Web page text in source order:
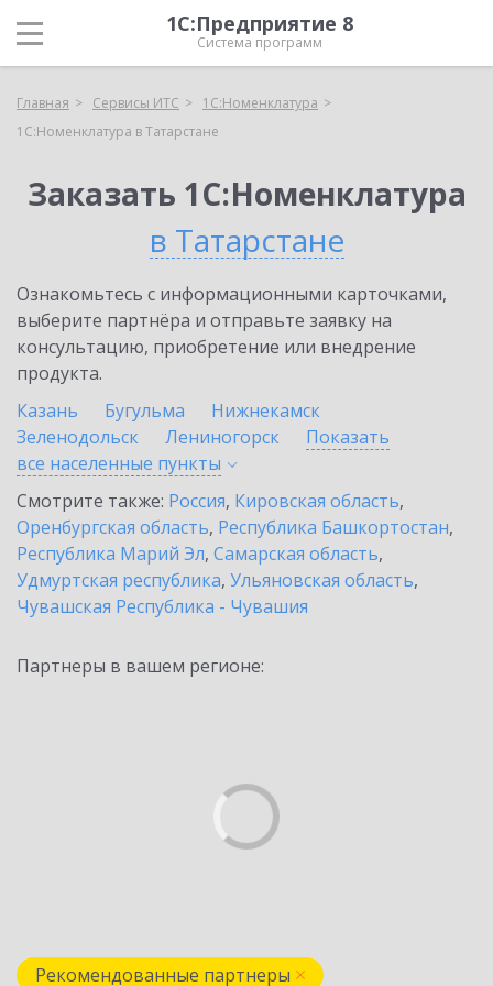
1С:Предприятие 8
Система программ
Главная Сервисы ИТС
1С:Номенклатура
1С:Номенклатура в Татарстане
Заказать 1С:Номенклатура
в Татарстане
Ознакомьтесь с информационными карточками,
выберите партнёра и отправьте заявку на
консультацию, приобретение или внедрение
продукта.
Казань
Бугульма
Нижнекамск
Зеленодольск
Лениногорск
Показать
все населенные пункты
Смотрите также: Россия, Кировская область,
Оренбургская область, Республика Башкортостан,
Республика Марий Эл, Самарская область,
Удмуртская республика, Ульяновская область,
Чувашская Республика - Чувашия
Партнеры в вашем регионе:
Рекомендованные партнеры